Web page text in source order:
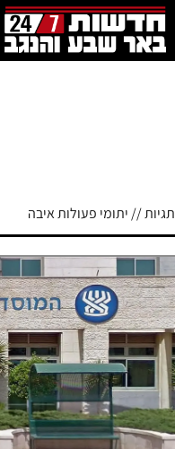
תגיות // יתומי פעולות איבה